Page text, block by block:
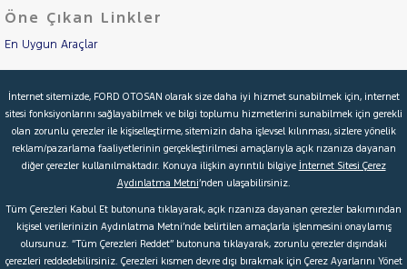
Öne Çıkan Linkler
En Uygun Araçlar
İkinci El Garanti
Kampanyalar
Kredi Hesaplama & Başvuru
© 2026 Ford Türkiye Ford Kurumsal Hakkımızda
İnternet sitemizde, FORD OTOSAN olarak size daha iyi hizmet sunabilmek için, internet
sitesi fonksiyonlarını sağlayabilmek ve bilgi toplumu hizmetlerini sunabilmek için gerekli
olan zorunlu çerezler ile kişiselleştirme, sitemizin daha işlevsel kılınması, sizlere yönelik
reklam/pazarlama faaliyetlerinin gerçekleştirilmesi amaçlarıyla açık rızanıza dayanan
diğer çerezler kullanılmaktadır. Konuya ilişkin ayrıntılı bilgiye İnternet Sitesi Çerez
Aydınlatma Metni’nden ulaşabilirsiniz.
Tüm Çerezleri Kabul Et butonuna tıklayarak, açık rızanıza dayanan çerezler bakımından
kişisel verilerinizin Aydınlatma Metni’nde belirtilen amaçlarla işlenmesini onaylamış
olursunuz. “Tüm Çerezleri Reddet” butonuna tıklayarak, zorunlu çerezler dışındaki
çerezleri reddedebilirsiniz. Çerezleri kısmen devre dışı bırakmak için Çerez Ayarlarını Yönet